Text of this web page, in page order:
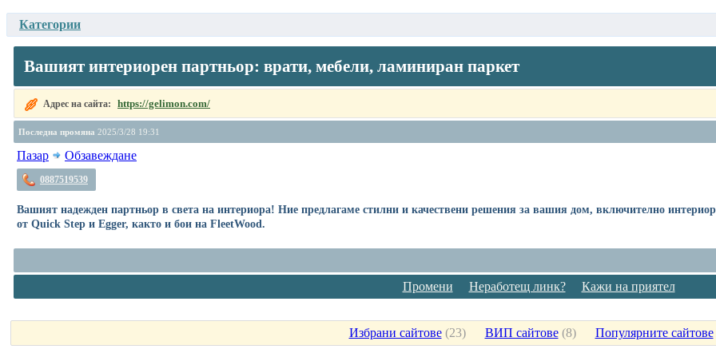
Категории
Вашият интериорен партньор: врати, мебели, ламиниран паркет
Адрес на сайта: https://gelimon.com/
Последна промяна 2025/3/28 19:31
Пазар Обзавеждане
0887519539
Вашият надежден партньор в света на интериора! Ние предлагаме стилни и качествени решения за вашия дом, включително
от Quick Step и Egger, както и бои на FleetWood.
Промени Неработещ линк? Кажи на приятел
Избрани сайтове(23) ВИП сайтове(8) Популярните сайтове